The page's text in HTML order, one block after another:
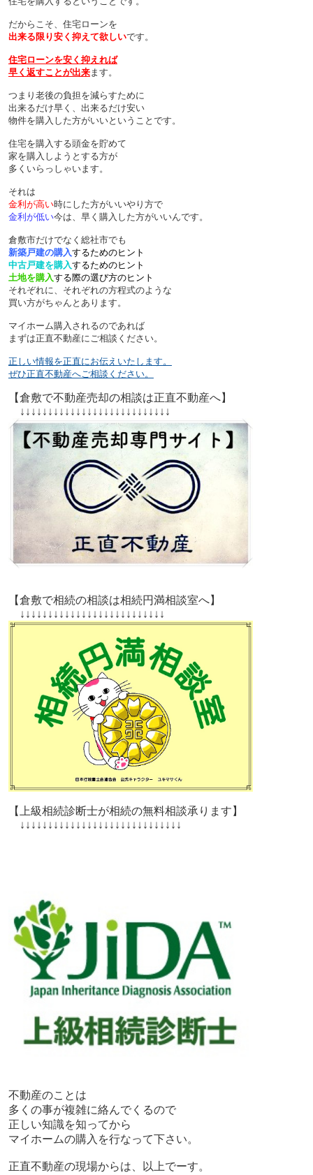
だからこそ、住宅ローンを
出来る限り安く抑えて欲しいです。
住宅ローンを安く抑えれば
早く返すことが出来ます。
つまり老後の負担を減らすために
出来るだけ早く、出来るだけ安い
物件を購入した方がいいということです。
住宅を購入する頭金を貯めて
家を購入しようとする方が
多くいらっしゃいます。
それは
金利が高い時にした方がいいやり方で
金利が低い今は、早く購入した方がいいんです。
倉敷市だけでなく総社市でも
新築戸建の購入するためのヒント
中古戸建を購入するためのヒント
土地を購入する際の選び方のヒント
それぞれに、それぞれの方程式のような
買い方がちゃんとあります。
マイホーム購入されるのであれば
まずは正直不動産にご相談ください。
正しい情報を正直にお伝えいたします。
ぜひ正直不動産へご相談ください。
【倉敷で不動産売却の相談は正直不動産へ】
↓↓↓↓↓↓↓↓↓↓↓↓↓↓↓↓↓↓↓↓↓↓↓↓↓↓↓
【倉敷で相続の相談は相続円満相談室へ】
↓↓↓↓↓↓↓↓↓↓↓↓↓↓↓↓↓↓↓↓↓↓↓↓↓↓
【上級相続診断士が相続の無料相談承ります】
↓↓↓↓↓↓↓↓↓↓↓↓↓↓↓↓↓↓↓↓↓↓↓↓↓↓↓↓↓
不動産のことは
多くの事が複雑に絡んでくるので
正しい知識を知ってから
マイホームの購入を行なって下さい。
正直不動産の現場からは、以上でーす。